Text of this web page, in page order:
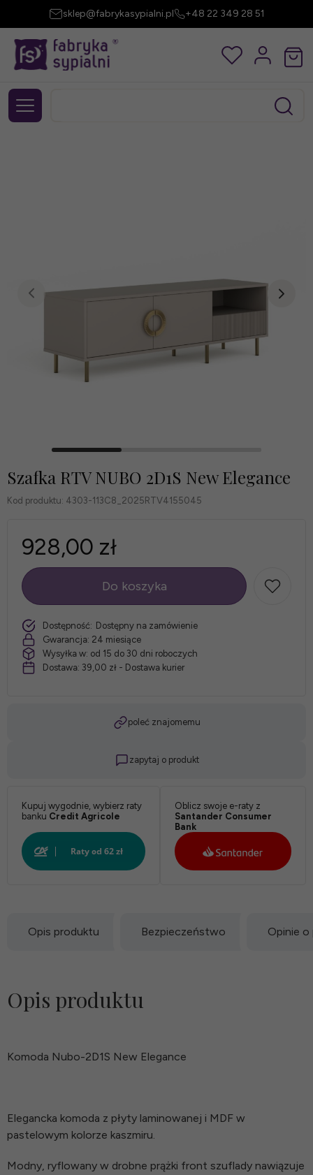
sklep@fabrykasypialni.pl +48 22 349 28 51
Szafka RTV NUBO 2D1S New Elegance
Kod produktu: 4303-113C8_2025RTV4155045
928,00 zł
szt.
Do koszyka
Dostępność: Dostępny na zamówienie
Gwarancja: 24 miesiące
Wysyłka w: od 15 do 30 dni roboczych
Dostawa: 39,00 zł - Dostawa kurier
poleć znajomemu
zapytaj o produkt
Kupuj wygodnie, wybierz raty
banku Credit Agricole
Oblicz swoje e-raty z
Santander Consumer
Bank
Opis produktu Bezpieczeństwo Opinie o
Opis produktu
Komoda Nubo-2D1S New Elegance
Elegancka komoda z płyty laminowanej i MDF w
pastelowym kolorze kaszmiru.
Modny, ryflowany w drobne prążki front szuflady nawiązuje